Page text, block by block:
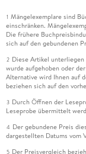
1 Mängelexemplare sind
einschränken.
Die frühere
sich auf den gebundenen
2 Diese Artikel
wurde aufgehoben oder
Alternative wird Ihnen auf
beziehen sich auf den
3 Durch Öffnen der
Leseprobe übermittelt
4 Der gebundene Preis
dargestellten Datums vom
5 Der Preisvergleich